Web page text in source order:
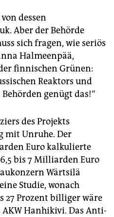
dessen
Aber der Behörde
sich fragen, wie seriös
Halmeenpää,
finnischen Grünen:
Reaktors und
genügt das!“
des Projekts
mit Unruhe. Der
Euro kalkulierte
bis 7 Milliarden Euro
Wärt­silä
Studie, wonach
27 Prozent billiger wäre
Hanhikivi. Das Anti-